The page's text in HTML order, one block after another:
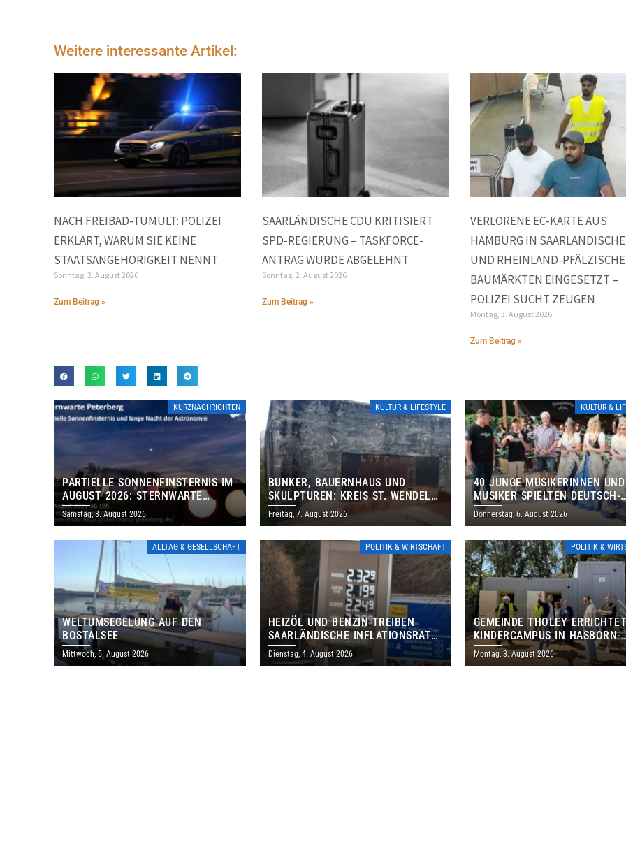
Weitere interessante Artikel:
NACH FREIBAD-TUMULT: POLIZEI
ERKLÄRT, WARUM SIE KEINE
STAATSANGEHÖRIGKEIT NENNT
Sonntag, 2. August 2026
Zum Beitrag »
SAARLÄNDISCHE CDU KRITISIERT
SPD-REGIERUNG – TASKFORCE-
ANTRAG WURDE ABGELEHNT
Sonntag, 2. August 2026
Zum Beitrag »
VERLORENE EC-KARTE AUS
HAMBURG IN
UND RHEINLAND-
BAUMÄRKTEN EINGESETZT –
POLIZEI SUCHT ZEUGEN
Montag, 3. August 2026
Zum Beitrag »
KURZNACHRICHTEN
PARTIELLE SONNENFINSTERNIS IM
AUGUST 2026: STERNWARTE
PETERBERG ÖFFNET KOSTENLOS
IHRE TORE
Samstag, 8. August 2026
KULTUR & LIFESTYLE
BUNKER, BAUERNHAUS UND
SKULPTUREN: KREIS ST. WENDEL
LÄDT ZUM TAG DES OFFENEN
DENKMALS EIN
Freitag, 7. August 2026
KULTUR &
40 JUNGE MUSIKERINNEN UND
MUSIKER SPIELTEN DEUTSCH-
BRASILIANISCHES
THOLEY
Donnerstag, 6. August 2026
ALLTAG & GESELLSCHAFT
WELTUMSEGELUNG AUF DEN
BOSTALSEE
Mittwoch, 5. August 2026
POLITIK & WIRTSCHAFT
HEIZÖL UND BENZIN TREIBEN
SAARLÄNDISCHE INFLATIONSRATE
IM JULI AUF 3,2 PROZENT
Dienstag, 4. August 2026
POLITIK &
GEMEINDE THOLEY
KINDERCAMPUS IN HASBORN-
DAUTWEILER FÜR RUND 8,5
MILLIONEN EURO
Montag, 3. August 2026